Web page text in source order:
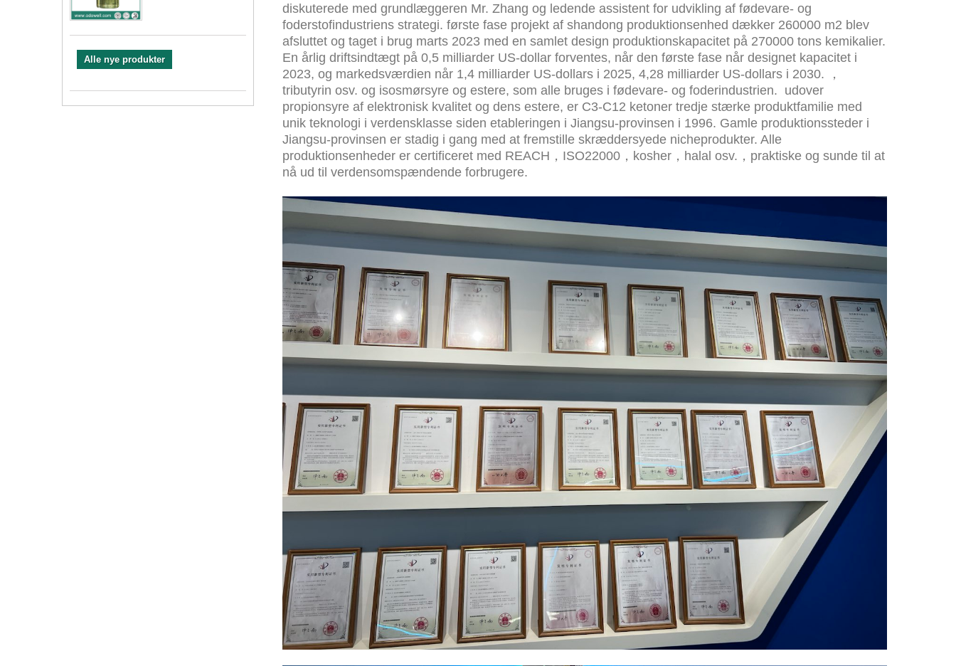
Alle nye produkter
diskuterede med grundlæggeren Mr. Zhang og ledende assistent for udvikling af fødevare- og
foderstofindustriens strategi. første fase projekt af shandong produktionsenhed dækker 260000 m2 blev
afsluttet og taget i brug marts 2023 med en samlet design produktionskapacitet på 270000 tons kemikalier.
En årlig driftsindtægt på 0,5 milliarder US-dollar forventes, når den første fase når designet kapacitet i
2023, og markedsværdien når 1,4 milliarder US-dollars i 2025, 4,28 milliarder US-dollars i 2030. ，
tributyrin osv. og isosmørsyre og estere, som alle bruges i fødevare- og foderindustrien. udover
propionsyre af elektronisk kvalitet og dens estere, er C3-C12 ketoner tredje stærke produktfamilie med
unik teknologi i verdensklasse siden etableringen i Jiangsu-provinsen i 1996. Gamle produktionssteder i
Jiangsu-provinsen er stadig i gang med at fremstille skræddersyede nicheprodukter. Alle
produktionsenheder er certificeret med REACH，ISO22000，kosher，halal osv.，praktiske og sunde til at
nå ud til verdensomspændende forbrugere.